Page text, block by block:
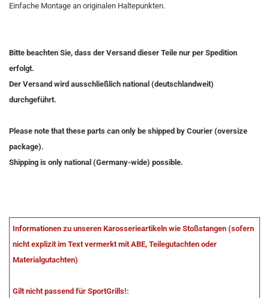
Einfache Montage an originalen Haltepunkten.
Bitte beachten Sie, dass der Versand dieser Teile nur per Spedition
erfolgt.
Der Versand wird ausschließlich national (deutschlandweit)
durchgeführt.
Please note that these parts can only be shipped by Courier (oversize
package).
Shipping is only national (Germany-wide) possible.
Informationen zu unseren Karosserieartikeln wie Stoßstangen (sofern
nicht explizit im Text vermerkt mit ABE, Teilegutachten oder
Materialgutachten)
Gilt nicht passend für SportGrills!: